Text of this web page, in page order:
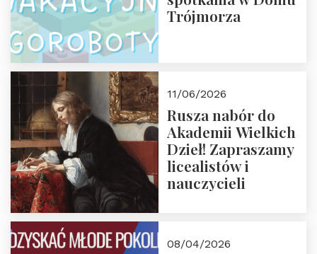
Trójmorza
11/06/2026
Rusza nabór do
Akademii Wielkich
Dzieł! Zapraszamy
licealistów i
nauczycieli
08/04/2026